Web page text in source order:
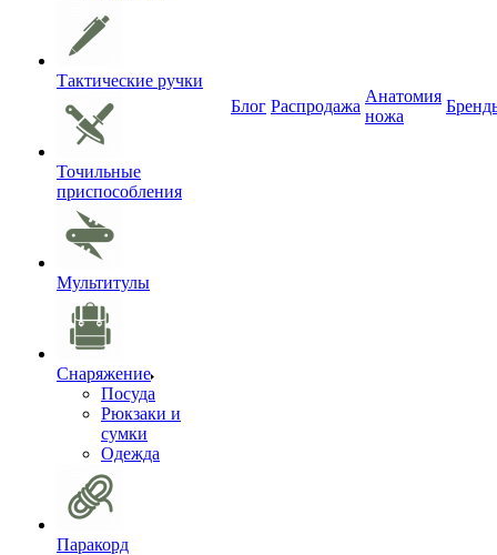
Тактические ручки
Точильные
приспособления
Мультитулы
Снаряжение
Посуда
Рюкзаки и
сумки
Одежда
Паракорд
Блог Распродажа
Анатомия
ножа